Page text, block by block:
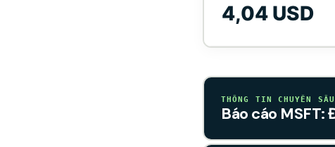
4,04 USD
THÔNG TIN CHUYÊN
Báo cáo